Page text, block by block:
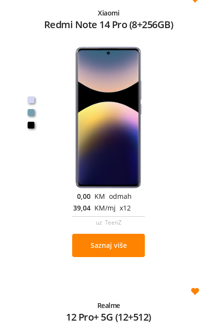
Xiaomi
Redmi Note 14 Pro (8+256GB)
0,00 KM odmah
39,04 KM/mj x12
uz TeenZ
Saznaj više
Realme
12 Pro+ 5G (12+512)